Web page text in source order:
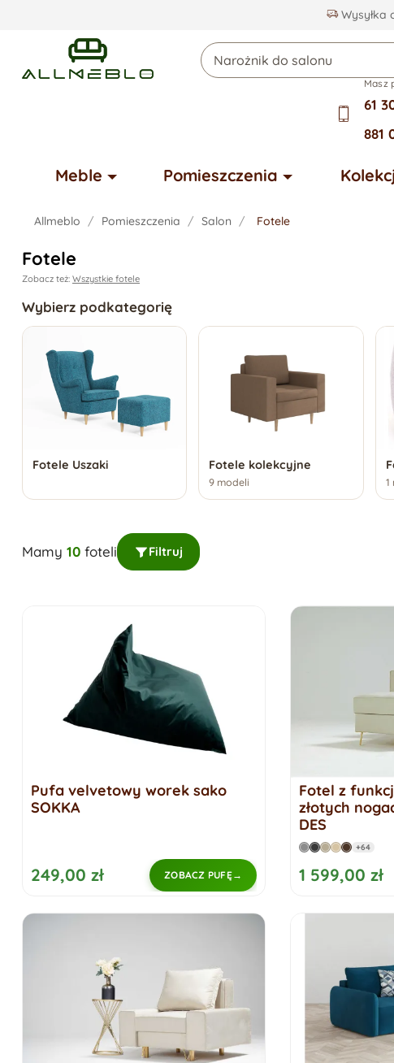
Wysyłka
Masz
61
881
Meble Pomieszczenia
Allmeblo Pomieszczenia Salon Fotele
Fotele
Zobacz też: Wszystkie fotele
Wybierz podkategorię
Fotele Uszaki Fotele kolekcyjne
9 modeli 1
Mamy 10 foteli Filtruj
Pufa velvetowy worek sako
SOKKA
249,00 zł ZOBACZ PUFĘ
Fotel z
złotych
DES
+64
1 599,00 zł